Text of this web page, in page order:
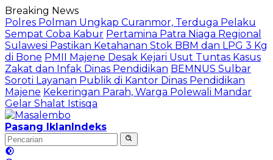
Langsung
ke
konten
Breaking News
Polres Polman Ungkap Curanmor, Terduga Pelaku
Sempat Coba Kabur Pertamina Patra Niaga Regional
Sulawesi Pastikan Ketahanan Stok BBM dan LPG 3 Kg
di Bone PMII Majene Desak Kejari Usut Tuntas Kasus
Zakat dan Infak Dinas Pendidikan BEMNUS Sulbar
Soroti Layanan Publik di Kantor Dinas Pendidikan
Majene Kekeringan Parah, Warga Polewali Mandar
Gelar Shalat Istisqa
Pasang IklanIndeks